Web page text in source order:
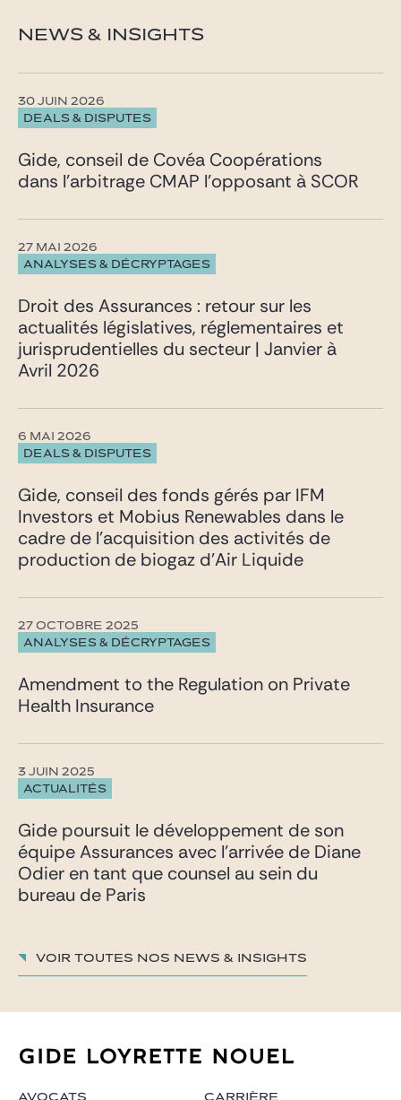
NEWS & INSIGHTS
DEALS & DISPUTES
30 JUIN 2026
Gide, conseil de Covéa Coopérations
dans l’arbitrage CMAP l’opposant à SCOR
ANALYSES & DÉCRYPTAGES
27 MAI 2026
Droit des Assurances : retour sur les
actualités législatives, réglementaires et
jurisprudentielles du secteur | Janvier à
Avril 2026
DEALS & DISPUTES
6 MAI 2026
Gide, conseil des fonds gérés par IFM
Investors et Mobius Renewables dans le
cadre de l’acquisition des activités de
production de biogaz d’Air Liquide
ANALYSES & DÉCRYPTAGES
27 OCTOBRE 2025
Amendment to the Regulation on Private
Health Insurance
ACTUALITÉS
3 JUIN 2025
Gide poursuit le développement de son
équipe Assurances avec l’arrivée de Diane
Odier en tant que counsel au sein du
bureau de Paris
Voir toutes nos News & insights
AVOCATS CARRIÈRE